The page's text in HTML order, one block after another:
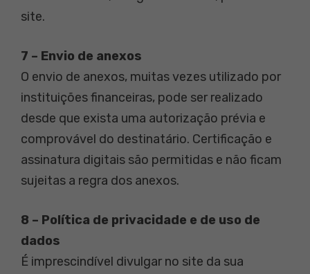
site.
7 – Envio de anexos
O envio de anexos, muitas vezes utilizado por
instituições financeiras, pode ser realizado
desde que exista uma autorização prévia e
comprovável do destinatário. Certificação e
assinatura digitais são permitidas e não ficam
sujeitas a regra dos anexos.
8 – Política de privacidade e de uso de
dados
É imprescindível divulgar no site da sua